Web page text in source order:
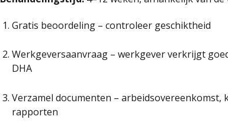
Gratis beoordeling – controleer geschiktheid
Werkgeversaanvraag – werkgever verkrijgt
DHA
Verzamel documenten – arbeidsovereenkomst,
rapporten